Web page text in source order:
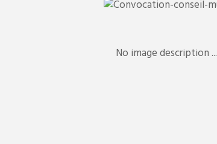
No image description ...